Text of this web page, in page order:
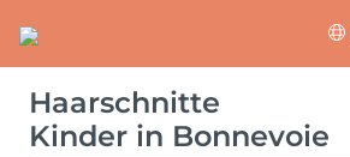
Haarschnitte
Kinder in Bonnevoie